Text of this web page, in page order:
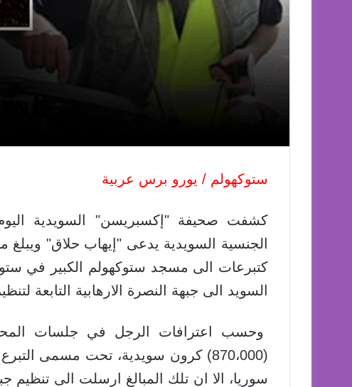
ستوكهولم / يورو برس عربية
كشفت صحيفة "إكسبريسن" السويدية
كتبرعات الى مسجد ستوكهولم الكبير في
السويد الى جبهة النصرة الارهابية التابعة
وحسب اعترافات الرجل في جلسات
(870،000) كرون سويدية، تحت مسمى
سوريا، الا ان تلك المبالغ ارسلت الى تنظيم